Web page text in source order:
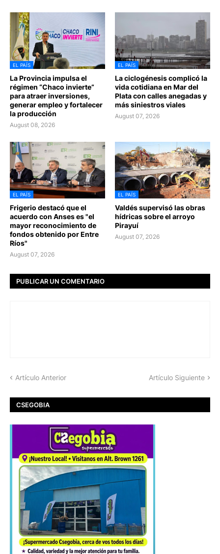
EL PAÍS
La Provincia impulsa el
régimen “Chaco invierte”
para atraer inversiones,
generar empleo y fortalecer
la producción
August 08, 2026
EL PAÍS
La ciclogénesis complicó la
vida cotidiana en Mar del
Plata con calles anegadas y
más siniestros viales
August 07, 2026
EL PAÍS
Frigerio destacó que el
acuerdo con Anses es "el
mayor reconocimiento de
fondos obtenido por Entre
Ríos"
August 07, 2026
EL PAÍS
Valdés supervisó las obras
hídricas sobre el arroyo
Pirayuí
August 07, 2026
PUBLICAR UN COMENTARIO
Artículo Anterior Artículo Siguiente
CSEGOBIA